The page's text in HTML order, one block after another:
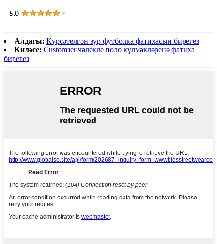
Алдагы: Күрсәтелгән зур футболка фатихасын бирегез
Киләсе: Customзенчәлекле поло күлмәкләренә фатиха
бирегез